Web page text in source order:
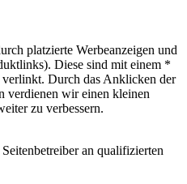
platzierte Werbeanzeigen und
Diese sind mit einem *
Durch das Anklicken der
verdienen wir einen kleinen
zu verbessern.
an qualifizierten